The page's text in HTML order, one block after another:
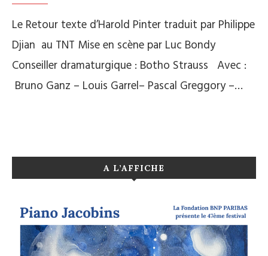
Le Retour texte d’Harold Pinter traduit par Philippe
Djian au TNT Mise en scène par Luc Bondy
Conseiller dramaturgique : Botho Strauss Avec :
Bruno Ganz – Louis Garrel– Pascal Greggory –…
A L’AFFICHE